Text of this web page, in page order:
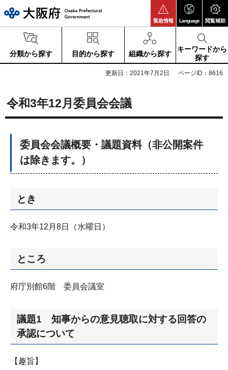
緊急情報 Language 閲覧補助
分類から探す 目的から探す 組織から探す
キーワードから
探す
更新日：2021年7月2日 ページID：8616
令和3年12月委員会会議
委員会会議概要・議題資料（非公開案件
は除きます。）
とき
令和3年12月8日（水曜日）
ところ
府庁別館6階 委員会議室
議題1 知事からの意見聴取に対する回答の
承認について
【趣旨】